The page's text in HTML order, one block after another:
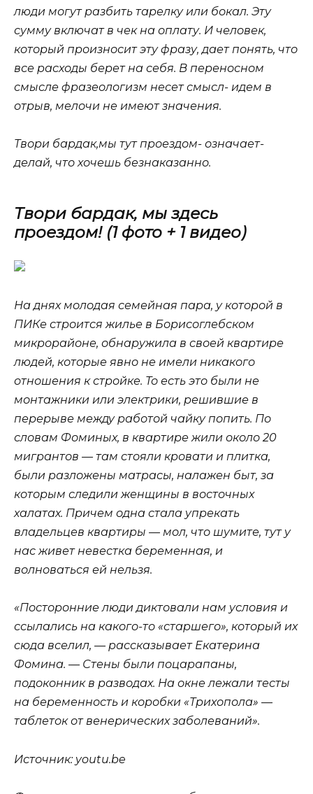
люди могут разбить тарелку или бокал. Эту
сумму включат в чек на оплату. И человек,
который произносит эту фразу, дает понять, что
все расходы берет на себя. В переносном
смысле фразеологизм несет смысл- идем в
отрыв, мелочи не имеют значения.
Твори бардак,мы тут проездом- означает-
делай, что хочешь безнаказанно.
Твори бардак, мы здесь
проездом! (1 фото + 1 видео)
На днях молодая семейная пара, у которой в
ПИКе строится жилье в Борисоглебском
микрорайоне, обнаружила в своей квартире
людей, которые явно не имели никакого
отношения к стройке. То есть это были не
монтажники или электрики, решившие в
перерыве между работой чайку попить. По
словам Фоминых, в квартире жили около 20
мигрантов — там стояли кровати и плитка,
были разложены матрасы, налажен быт, за
которым следили женщины в восточных
халатах. Причем одна стала упрекать
владельцев квартиры — мол, что шумите, тут у
нас живет невестка беременная, и
волноваться ей нельзя.
«Посторонние люди диктовали нам условия и
ссылались на какого-то «старшего», который их
сюда вселил, — рассказывает Екатерина
Фомина. — Стены были поцарапаны,
подоконник в разводах. На окне лежали тесты
на беременность и коробки «Трихопола» —
таблеток от венерических заболеваний».
Источник: youtu.be